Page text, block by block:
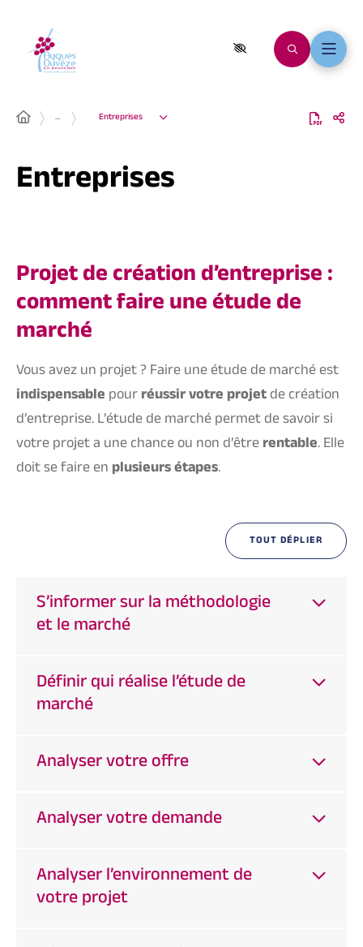
… Entreprises
Entreprises
Projet de création d’entreprise :
comment faire une étude de
marché
Vous avez un projet ? Faire une étude de marché est
indispensablepourréussir votre projetde création
d’entreprise. L’étude de marché permet de savoir si
votre projet a une chance ou non d’êtrerentable. Elle
doit se faire enplusieurs étapes.
TOUT DÉPLIER
S’informer sur la méthodologie
et le marché
Définir qui réalise l’étude de
marché
Analyser votre offre
Analyser votre demande
Analyser l’environnement de
votre projet